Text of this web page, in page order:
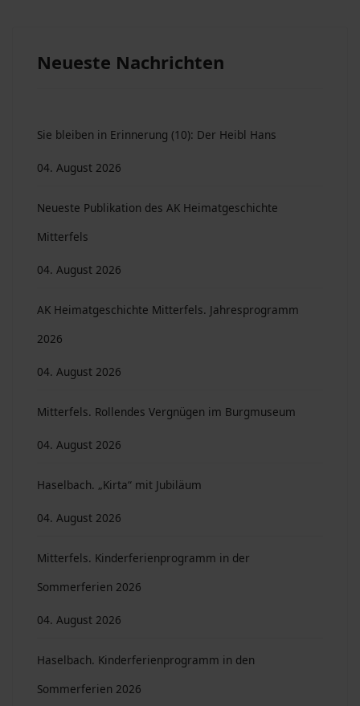
Neueste Nachrichten
Sie bleiben in Erinnerung (10): Der Heibl Hans
04. August 2026
Neueste Publikation des AK Heimatgeschichte
Mitterfels
04. August 2026
AK Heimatgeschichte Mitterfels. Jahresprogramm
2026
04. August 2026
Mitterfels. Rollendes Vergnügen im Burgmuseum
04. August 2026
Haselbach. „Kirta“ mit Jubiläum
04. August 2026
Mitterfels. Kinderferienprogramm in der
Sommerferien 2026
04. August 2026
Haselbach. Kinderferienprogramm in den
Sommerferien 2026